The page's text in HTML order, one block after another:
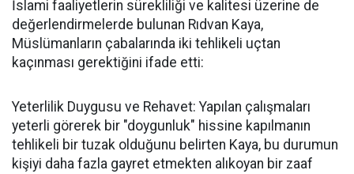
İslami faaliyetlerin sürekliliği ve kalitesi üzerine de
değerlendirmelerde bulunan Rıdvan Kaya,
Müslümanların çabalarında iki tehlikeli uçtan
kaçınması gerektiğini ifade etti:
Yeterlilik Duygusu ve Rehavet: Yapılan çalışmaları
yeterli görerek bir "doygunluk" hissine kapılmanın
tehlikeli bir tuzak olduğunu belirten Kaya, bu durumun
kişiyi daha fazla gayret etmekten alıkoyan bir zaaf